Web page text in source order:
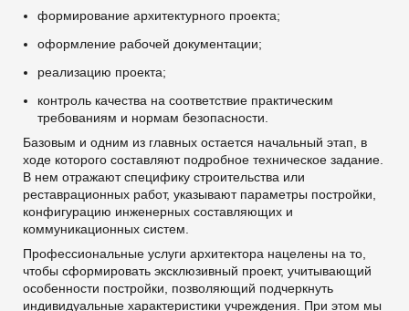
формирование архитектурного проекта;
оформление рабочей документации;
реализацию проекта;
контроль качества на соответствие практическим
требованиям и нормам безопасности.
Базовым и одним из главных остается начальный этап, в
ходе которого составляют подробное техническое задание.
В нем отражают специфику строительства или
реставрационных работ, указывают параметры постройки,
конфигурацию инженерных составляющих и
коммуникационных систем.
Профессиональные услуги архитектора нацелены на то,
чтобы сформировать эксклюзивный проект, учитывающий
особенности постройки, позволяющий подчеркнуть
индивидуальные характеристики учреждения. При этом мы